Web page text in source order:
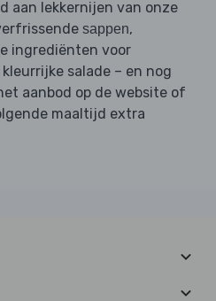
aan lekkernijen van onze
sappen,
ingrediënten voor
salade – en nog
aanbod op de website of
maaltijd extra